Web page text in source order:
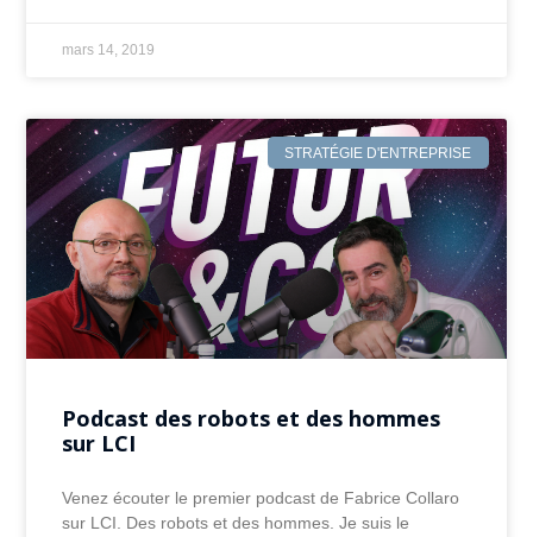
mars 14, 2019
STRATÉGIE D'ENTREPRISE
Podcast des robots et des hommes
sur LCI
Venez écouter le premier podcast de Fabrice Collaro
sur LCI. Des robots et des hommes. Je suis le